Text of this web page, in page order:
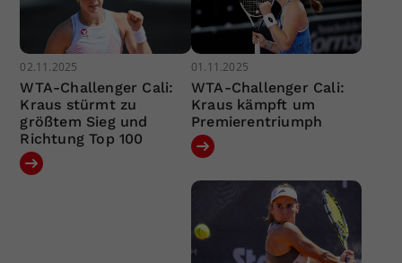
02.11.2025
WTA-Challenger Cali:
Kraus stürmt zu
größtem Sieg und
Richtung Top 100
01.11.2025
WTA-Challenger Cali:
Kraus kämpft um
Premierentriumph